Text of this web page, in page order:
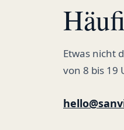
Etwas nicht
von 8 bis 19